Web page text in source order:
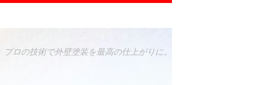
プロの技術で外壁塗装を最高の仕上がりに。